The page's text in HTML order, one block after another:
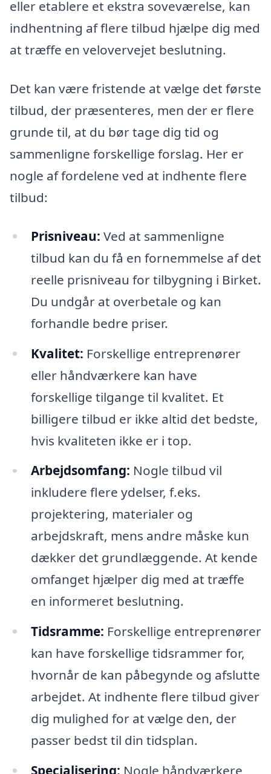
eller etablere et ekstra soveværelse, kan
indhentning af flere tilbud hjælpe dig med
at træffe en velovervejet beslutning.
Det kan være fristende at vælge det første
tilbud, der præsenteres, men der er flere
grunde til, at du bør tage dig tid og
sammenligne forskellige forslag. Her er
nogle af fordelene ved at indhente flere
tilbud:
Prisniveau: Ved at sammenligne
tilbud kan du få en fornemmelse af det
reelle prisniveau for tilbygning i Birket.
Du undgår at overbetale og kan
forhandle bedre priser.
Kvalitet: Forskellige entreprenører
eller håndværkere kan have
forskellige tilgange til kvalitet. Et
billigere tilbud er ikke altid det bedste,
hvis kvaliteten ikke er i top.
Arbejdsomfang: Nogle tilbud vil
inkludere flere ydelser, f.eks.
projektering, materialer og
arbejdskraft, mens andre måske kun
dækker det grundlæggende. At kende
omfanget hjælper dig med at træffe
en informeret beslutning.
Tidsramme: Forskellige entreprenører
kan have forskellige tidsrammer for,
hvornår de kan påbegynde og afslutte
arbejdet. At indhente flere tilbud giver
dig mulighed for at vælge den, der
passer bedst til din tidsplan.
Specialisering: Nogle håndværkere